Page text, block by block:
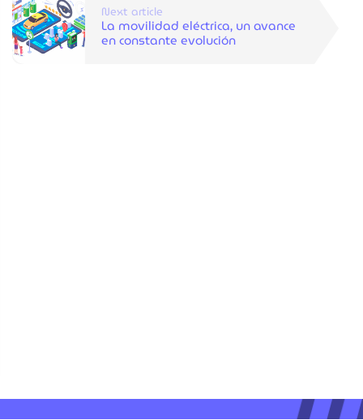
Next article
La movilidad eléctrica, un avance
en constante evolución